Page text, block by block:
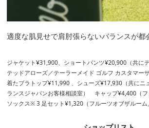
適度な肌見せで肩肘張らないバランスが都
ジャケット¥31,900、ショートパンツ¥20,900（共に
テッドアローズ／テーラーメイド ゴルフ カスタマ
着たブラトップ¥11,990 、シューズ¥17,930（共にニ
ランスジャパンお客様相談室） キャップ¥4,400（
ソックス※ 3 足セット¥1,320（フルーツオブザルーム